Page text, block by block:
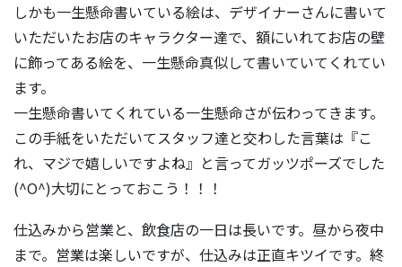
しかも一生懸命書いている絵は、デザイナーさんに書いて
いただいたお店のキャラクター達で、額にいれてお店の壁
に飾ってある絵を、一生懸命真似して書いていてくれてい
ます。
一生懸命書いてくれている一生懸命さが伝わってきます。
この手紙をいただいてスタッフ達と交わした言葉は『こ
れ、マジで嬉しいですよね』と言ってガッツポーズでした
(^O^)大切にとっておこう！！！
仕込みから営業と、飲食店の一日は長いです。昼から夜中
まで。営業は楽しいですが、仕込みは正直キツイです。終